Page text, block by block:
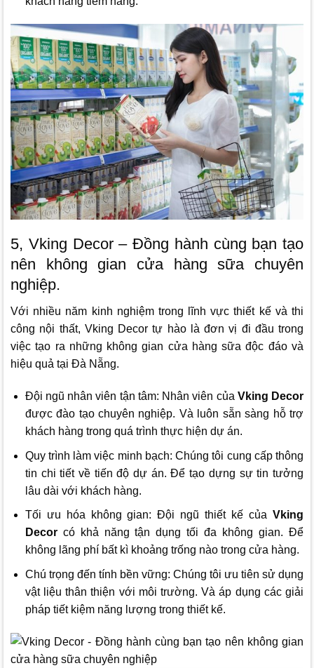
5, Vking Decor – Đồng hành cùng bạn tạo
nên không gian cửa hàng sữa chuyên
nghiệp.
Với nhiều năm kinh nghiệm trong lĩnh vực thiết kế và thi
công nội thất, Vking Decor tự hào là đơn vị đi đầu trong
việc tạo ra những không gian cửa hàng sữa độc đáo và
hiệu quả tại Đà Nẵng.
Đội ngũ nhân viên tận tâm: Nhân viên của Vking Decor
được đào tạo chuyên nghiệp. Và luôn sẵn sàng hỗ trợ
khách hàng trong quá trình thực hiện dự án.
Quy trình làm việc minh bạch: Chúng tôi cung cấp thông
tin chi tiết về tiến độ dự án. Để tạo dựng sự tin tưởng
lâu dài với khách hàng.
Tối ưu hóa không gian: Đội ngũ thiết kế của Vking
Decorcó khả năng tận dụng tối đa không gian. Để
không lãng phí bất kì khoảng trống nào trong cửa hàng.
Chú trọng đến tính bền vững: Chúng tôi ưu tiên sử dụng
vật liệu thân thiện với môi trường. Và áp dụng các giải
pháp tiết kiệm năng lượng trong thiết kế.